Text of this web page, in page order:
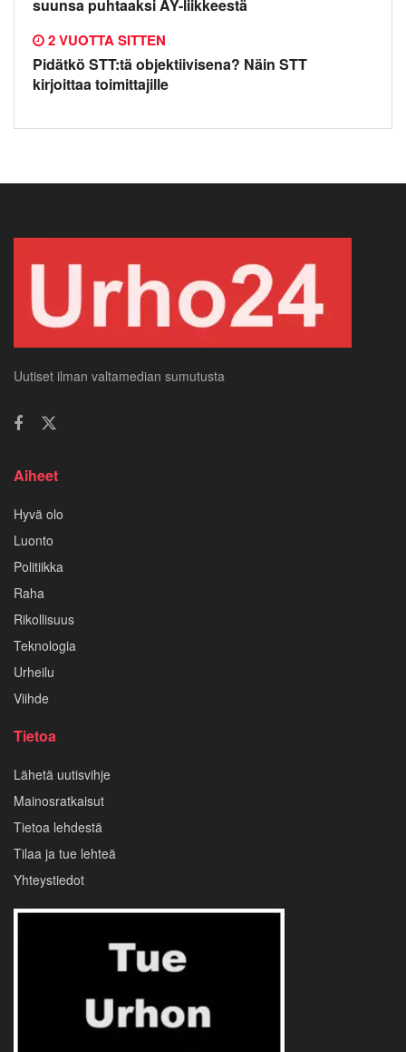
suunsa puhtaaksi AY-liikkeestä
Pidätkö STT:tä objektiivisena? Näin STT
kirjoittaa toimittajille
2 VUOTTA SITTEN
Uutiset ilman valtamedian sumutusta
Aiheet
Hyvä olo
Luonto
Politiikka
Raha
Rikollisuus
Teknologia
Urheilu
Viihde
Tietoa
Lähetä uutisvihje
Mainosratkaisut
Tietoa lehdestä
Tilaa ja tue lehteä
Yhteystiedot